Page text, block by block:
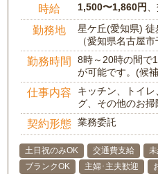
時給 1,500〜1,860円
勤務地
星ケ丘(愛知県) 徒
（愛知県名古屋市
勤務時間
8時～20時の間で
が可能です。(候
仕事内容
キッチン、トイ
グ、その他のお掃
契約形態 業務委託
土日祝のみOK 交通費支給
ブランクOK
主婦･主夫歓迎